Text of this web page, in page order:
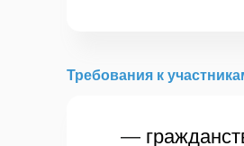
Требования к
—